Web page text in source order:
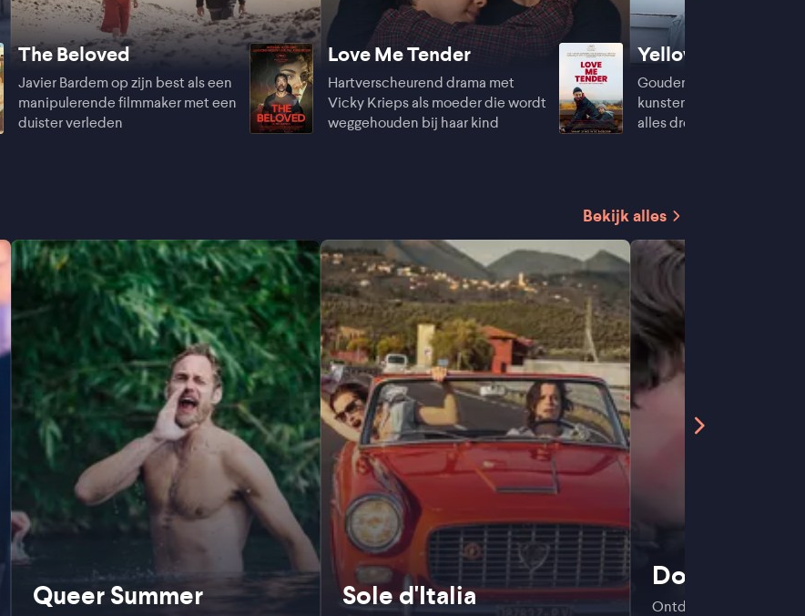
The Beloved
Javier Bardem op zijn best als een
manipulerende filmmaker met een
duister verleden
Love Me Tender
Hartverscheurend drama met
Vicky Krieps als moeder die wordt
weggehouden bij haar kind
Yellow Letters
Gouden Beer-winnaar
kunstenaarsgezin dat
alles dreigt te verliezen
Bekijk alles
Queer Summer Sole d'Italia
Docu’s op
Ontdek hier de